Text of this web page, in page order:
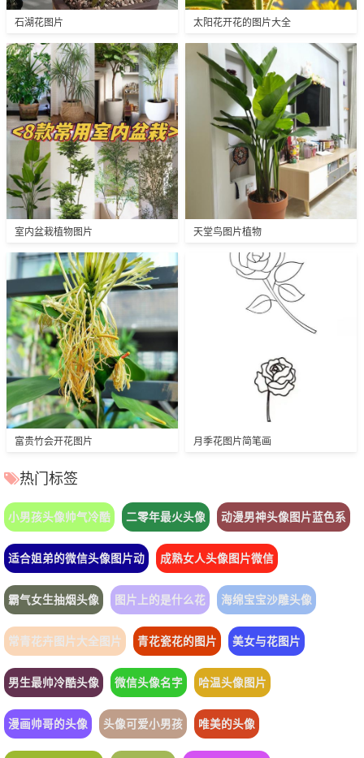
石湖花图片 太阳花开花的图片大全
室内盆栽植物图片 天堂鸟图片植物
富贵竹会开花图片 月季花图片简笔画
热门标签
小男孩头像帅气冷酷 二零年最火头像 动漫男神头像图片蓝色系
适合姐弟的微信头像图片动 成熟女人头像图片微信
霸气女生抽烟头像 图片上的是什么花 海绵宝宝沙雕头像
常青花卉图片大全图片 青花瓷花的图片 美女与花图片
男生最帅冷酷头像 微信头像名字 哈温头像图片
漫画帅哥的头像 头像可爱小男孩 唯美的头像